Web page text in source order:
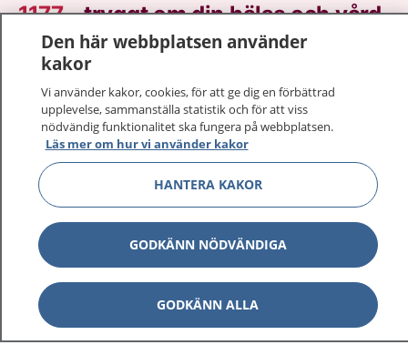
1177–tryggt om din hälsa och vård
På 1177.se får du råd om hälsa och information om
Logga in för att läsa din journal och göra dina
vårdärenden. Ring telefonnummer 1177 för
sjukvårdsrådgivning dygnet runt.
1177 ger dig råd när du vill må bättre.
1177 på flera språk Visa
Om 1177 Visa
Den här webbplatsen använder
kakor
Vi använder kakor, cookies, för att ge dig en förbättrad
upplevelse, sammanställa statistik och för att viss
nödvändig funktionalitet ska fungera på webbplatsen.
Läs mer om hur vi använder kakor
HANTERA KAKOR
GODKÄNN NÖDVÄNDIGA
GODKÄNN ALLA